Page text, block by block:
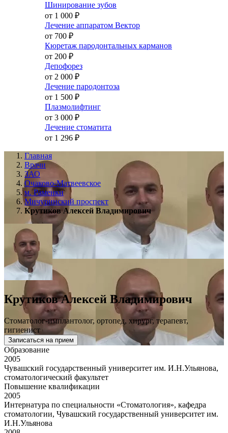
Шинирование зубов
от 1 000 ₽
Лечение аппаратом Вектор
от 700 ₽
Кюретаж пародонтальных карманов
от 200 ₽
Депофорез
от 2 000 ₽
Лечение пародонтоза
от 1 500 ₽
Плазмолифтинг
от 3 000 ₽
Лечение стоматита
от 1 296 ₽
Главная
Врачи
ЗАО
Очаково-Матвеевское
м. Раменки
Мичуринский проспект
Крутиков Алексей Владимирович
Крутиков Алексей Владимирович
Стоматолог-имплантолог, ортопед, хирург, терапевт,
гигиенист
Записаться на прием
Образование
2005
Чувашский государственный университет им. И.Н.Ульянова,
стоматологический факультет
Повышение квалификации
2005
Интернатура по специальности «Стоматология», кафедра
стоматологии, Чувашский государственный университет им.
И.Н.Ульянова